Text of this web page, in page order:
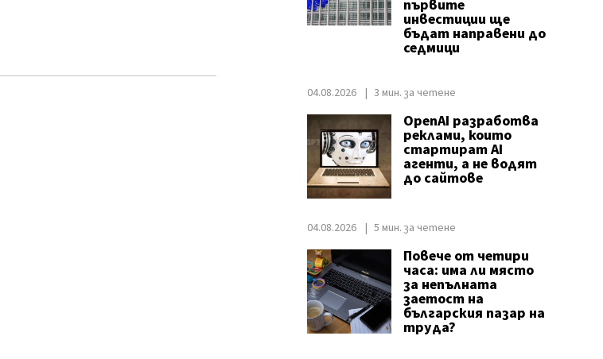
първите
инвестиции ще
бъдат направени до
седмици
04.08.2026 3 мин. за четене
OpenAI разработва
реклами, които
стартират AI
агенти, а не водят
до сайтове
04.08.2026 5 мин. за четене
Повече от четири
часа: има ли място
за непълната
заетост на
българския пазар на
труда?